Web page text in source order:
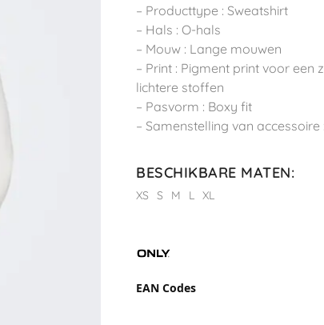
– Producttype : Sweatshirt
– Hals : O-hals
– Mouw : Lange mouwen
– Print : Pigment print voor een
lichtere stoffen
– Pasvorm : Boxy fit
– Samenstelling van
BESCHIKBARE MATEN:
XS S M L XL
EAN Codes